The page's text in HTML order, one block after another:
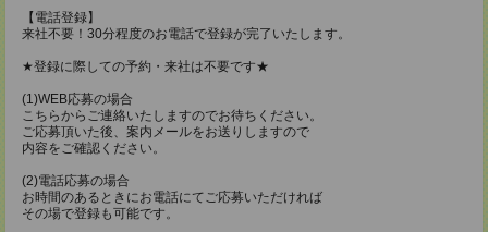
【電話登録】
来社不要！30分程度のお電話で登録が完了いたします。
★登録に際しての予約・来社は不要です★
(1)WEB応募の場合
こちらからご連絡いたしますのでお待ちください。
ご応募頂いた後、案内メールをお送りしますので
内容をご確認ください。
(2)電話応募の場合
お時間のあるときにお電話にてご応募いただければ
その場で登録も可能です。